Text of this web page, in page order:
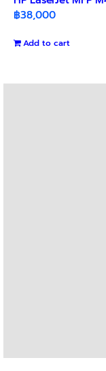
฿38,000
Add to cart